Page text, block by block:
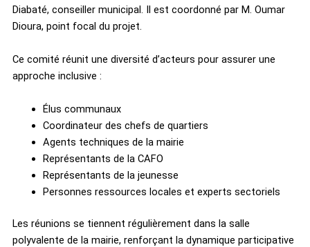
Diabaté, conseiller municipal. Il est coordonné par M. Oumar
Dioura, point focal du projet.
Ce comité réunit une diversité d’acteurs pour assurer une
approche inclusive :
Élus communaux
Coordinateur des chefs de quartiers
Agents techniques de la mairie
Représentants de la CAFO
Représentants de la jeunesse
Personnes ressources locales et experts sectoriels
Les réunions se tiennent régulièrement dans la salle
polyvalente de la mairie, renforçant la dynamique participative